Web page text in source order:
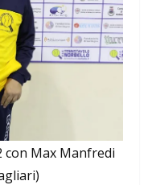
con Max Manfredi